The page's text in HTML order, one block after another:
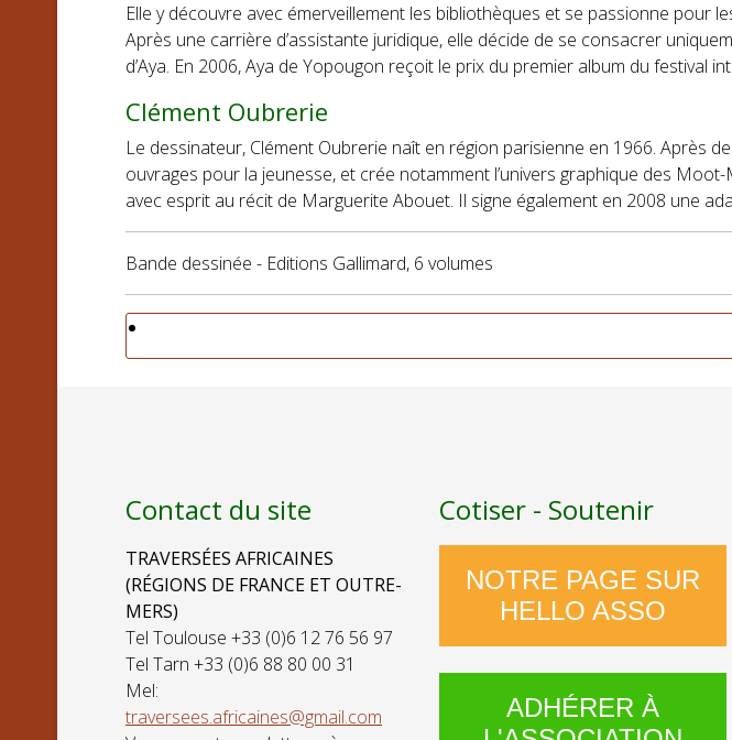
Elle y découvre avec émerveillement les bibliothèques et se passionne pour
Après une carrière d’assistante juridique, elle décide de se consacrer
d’Aya. En 2006, Aya de Yopougon reçoit le prix du premier album du festival
Clément Oubrerie
Le dessinateur, Clément Oubrerie naît en région parisienne en 1966. Après
ouvrages pour la jeunesse, et crée notamment l’univers graphique des
avec esprit au récit de Marguerite Abouet. Il signe également en 2008 une
Bande dessinée - Editions Gallimard, 6 volumes
Contact du site
TRAVERSÉES AFRICAINES
(RÉGIONS DE FRANCE ET OUTRE-
MERS)
Tel Toulouse +33 (0)6 12 76 56 97
Tel Tarn +33 (0)6 88 80 00 31
Mel:
traversees.africaines@gmail.com
Cotiser - Soutenir
NOTRE PAGE SUR
HELLO ASSO
ADHÉRER À